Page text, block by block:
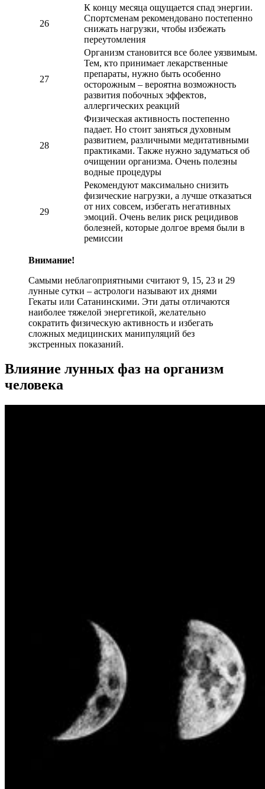
26
К концу месяца ощущается спад энергии.
Спортсменам рекомендовано постепенно
снижать нагрузки, чтобы избежать
переутомления
27
Организм становится все более уязвимым.
Тем, кто принимает лекарственные
препараты, нужно быть особенно
осторожным – вероятна возможность
развития побочных эффектов,
аллергических реакций
28
Физическая активность постепенно
падает. Но стоит заняться духовным
развитием, различными медитативными
практиками. Также нужно задуматься об
очищении организма. Очень полезны
водные процедуры
29
Рекомендуют максимально снизить
физические нагрузки, а лучше отказаться
от них совсем, избегать негативных
эмоций. Очень велик риск рецидивов
болезней, которые долгое время были в
ремиссии
Внимание!
Самыми неблагоприятными считают 9, 15, 23 и 29
лунные сутки – астрологи называют их днями
Гекаты или Сатанинскими. Эти даты отличаются
наиболее тяжелой энергетикой, желательно
сократить физическую активность и избегать
сложных медицинских манипуляций без
экстренных показаний.
Влияние лунных фаз на организм
человека